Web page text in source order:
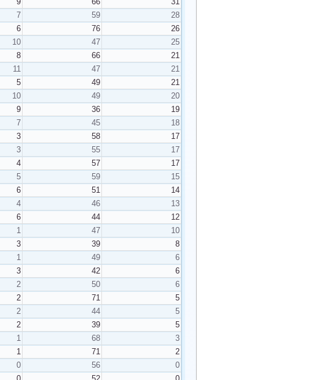
7 59
28
6 76
26
10 47
25
8 66
21
11 47
21
5 49
21
10 49
20
9 36
19
7 45
18
3 58
17
3 55
17
4 57
17
5 59
15
6 51
14
4 46
13
6 44
12
1 47
10
3 39
8
1 49
6
3 42
6
2 50
6
2 71
5
2 44
5
2 39
5
1 68
3
1 71
2
0 56
0